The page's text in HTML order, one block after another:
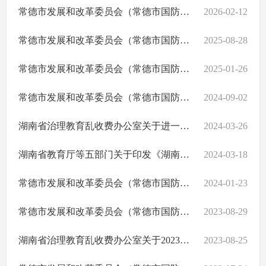
常德市发展和改革委员会（常德市国防动员办公室）等四部门关于2026年春季中小学收费有关事项的通知 2026-02-12
常德市发展和改革委员会（常德市国防动员办公室）等四部门关于2025年秋季中小学收费有关事项的通知 2025-08-28
常德市发展和改革委员会（常德市国防动员办公室）等四部门关于2025年春季中小学收费有关事项的通知 2025-01-26
常德市发展和改革委员会（常德市国防动员办公室）等四部门关于2024年秋季中小学收费有关事项的通知 2024-09-02
湖南省治理教育乱收费办公室关于进一步规范学校招生入学收费行为的通知 2024-03-26
湖南省教育厅等五部门关于印发《湖南省义务教育课后服务工作实施办法》的通知 2024-03-18
常德市发展和改革委员会（常德市国防动员办公室）等四部门关于2024年春季中小学收费有关事项的通知 2024-01-23
常德市发展和改革委员会（常德市国防动员办公室）等四部门关于2023年秋季中小学收费有关事项的通知 2023-08-29
湖南省治理教育乱收费办公室关于2023年进一步加强治理教育乱收费工作的通知 2023-08-25